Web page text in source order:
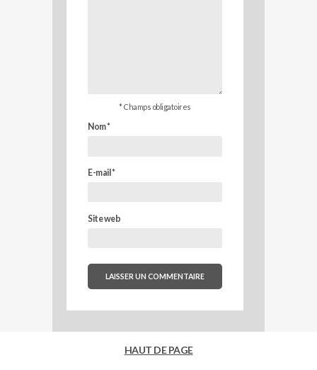
* Champs obligatoires
Nom*
E-mail *
Site web
HAUT DE PAGE